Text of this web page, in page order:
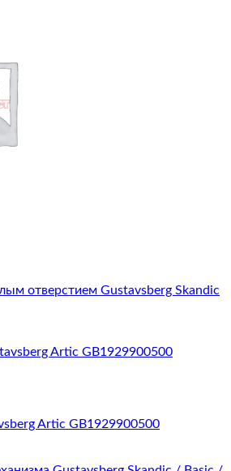
отверстием Gustavsberg Skandic
Artic GB1929900500